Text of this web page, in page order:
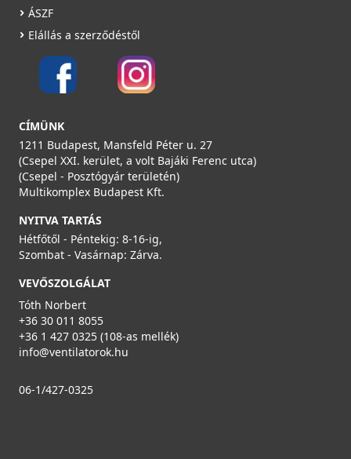
HEATPEX - Légszabályzó D:160 ARIA ADURO
52916060100W
Saját raktárunkban
HEATPEX - T idom D:160 ARIA ADURO
52916080100T
ÁSZF
Elállás a szerződéstől
CÍMÜNK
1211 Budapest, Mansfeld Péter u. 27
(Csepel XXI. kerület, a volt Bajáki Ferenc utca)
(Csepel - Posztógyár területén)
Multikomplex Budapest Kft.
NYITVA TARTÁS
Hétfőtől - Péntekig: 8-16-ig,
Szombat - Vasárnap: Zárva.
VEVŐSZOLGÁLAT
Tóth Norbert
+36 30 011 8055
+36 1 427 0325 (108-as mellék)
info@ventilatorok.hu
06-1/427-0325